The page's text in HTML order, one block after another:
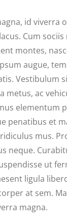
id viverra
Cum
montes,
augue,
Vestibulum
metus, ac
elementum
penatibus et
mus.
neque.
ut
ligula
at sem.
magna.